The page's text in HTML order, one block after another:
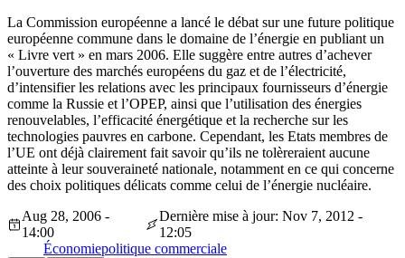
La Commission européenne a lancé le débat sur une future politique
européenne commune dans le domaine de l’énergie en publiant un
« Livre vert » en mars 2006. Elle suggère entre autres d’achever
l’ouverture des marchés européens du gaz et de l’électricité,
d’intensifier les relations avec les principaux fournisseurs d’énergie
comme la Russie et l’OPEP, ainsi que l’utilisation des énergies
renouvelables, l’efficacité énergétique et la recherche sur les
technologies pauvres en carbone. Cependant, les Etats membres de
l’UE ont déjà clairement fait savoir qu’ils ne tolèreraient aucune
atteinte à leur souveraineté nationale, notamment en ce qui concerne
des choix politiques délicats comme celui de l’énergie nucléaire.
Aug 28, 2006 -
14:00
Dernière mise à jour: Nov 7, 2012 -
12:05
Économiepolitique commerciale